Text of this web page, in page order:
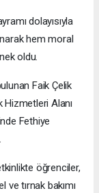
dolayısıyla
hem moral
oldu.
Faik Çelik
Hizmetleri Alanı
Fethiye
öğrenciler,
tırnak bakımı